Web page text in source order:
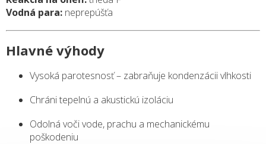
Vodná para: neprepúšťa
Hlavné výhody
Vysoká parotesnosť – zabraňuje kondenzácii vlhkosti
Chráni tepelnú a akustickú izoláciu
Odolná voči vode, prachu a mechanickému
poškodeniu